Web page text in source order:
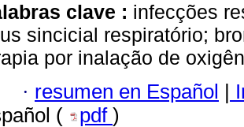
clave : infecções
sincicial respiratório;
por inalação de
· resumen en Español |
(
pdf )